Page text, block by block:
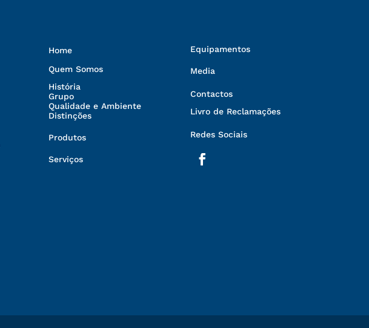
Home
Quem Somos
História
Grupo
Qualidade e Ambiente
Distinções
Produtos
Serviços
Equipamentos
Media
Contactos
Livro de Reclamações
Redes Sociais